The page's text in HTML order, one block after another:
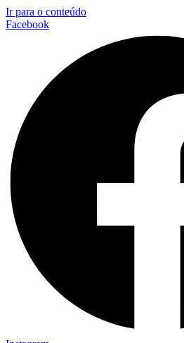
Ir para o conteúdo
Facebook